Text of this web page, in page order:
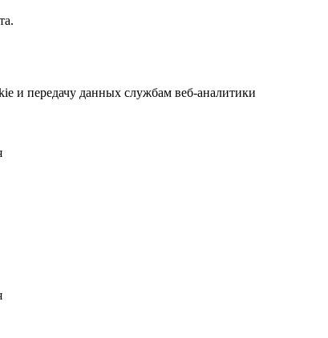
и передачу данных службам веб-аналитики